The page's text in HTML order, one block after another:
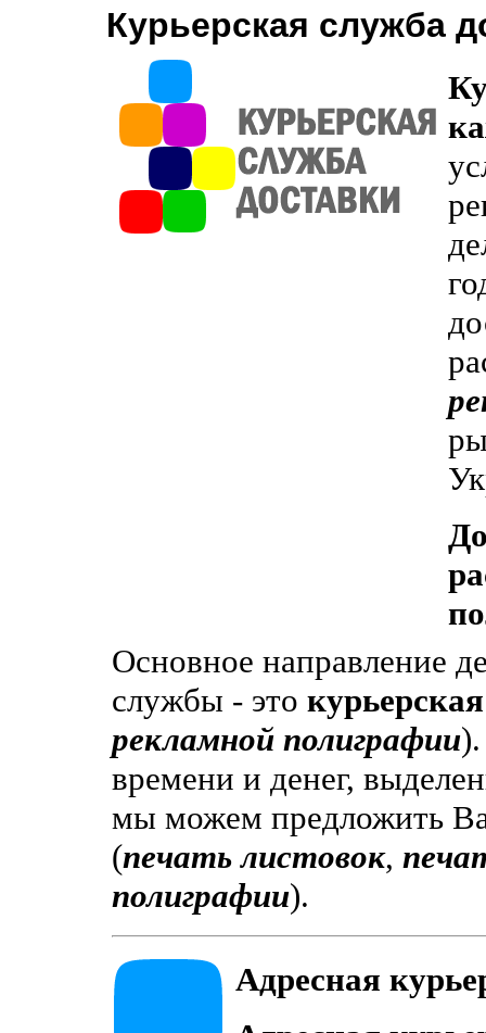
Курьерская служба
Основное направление
службы - это
рекламной полиграфии
времени и денег,
мы можем предложить
(печать листовок,
полиграфии).
Адресная